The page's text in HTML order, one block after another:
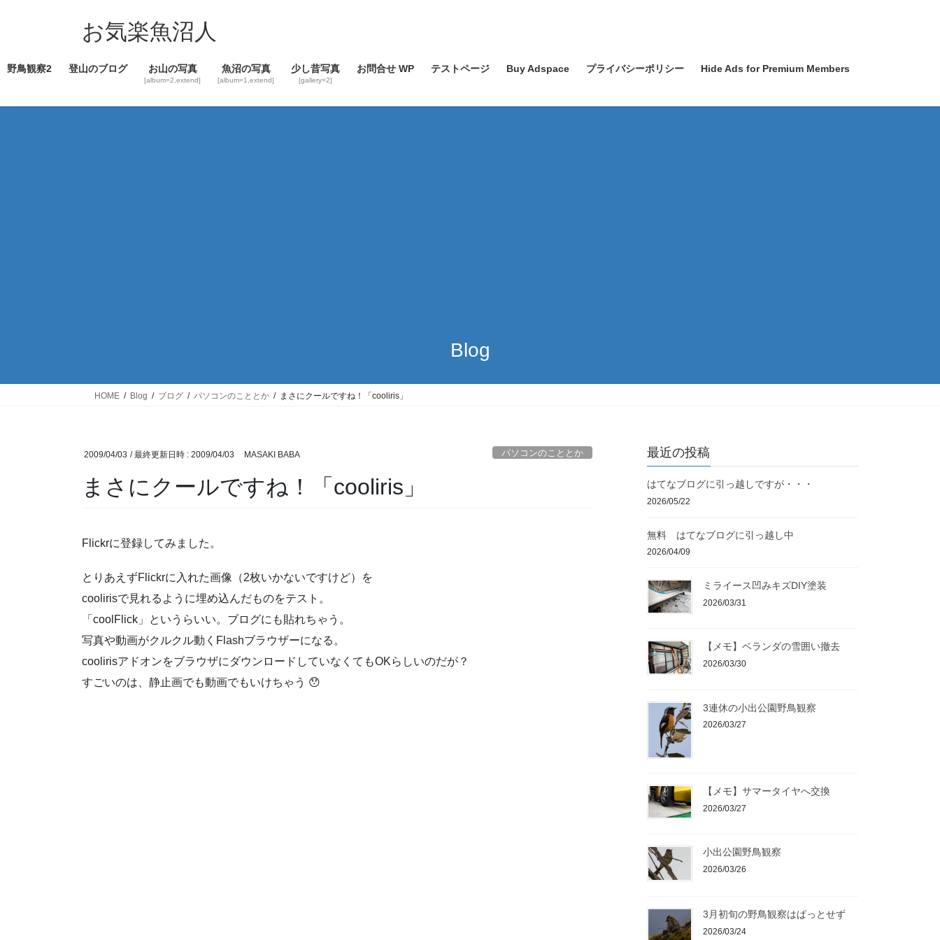
ツ
ス
シ
ン
お気楽魚沼人
野鳥観察2 登山のブログ お山の写真
[album=2,extend]
魚沼の写真
[album=1,extend]
少し昔写真
[gallery=2]
お問合せ WP テストページ Buy Adspace プライバシーポリシー Hide Ads for Premium Members
Blog
HOME Blog ブログ パソコンのこととか まさにクールですね！「cooliris」
2009/04/03 / 最終更新日時 : 2009/04/03 MASAKI BABA パソコンのこととか
まさにクールですね！「cooliris」
Flickrに登録してみました。
とりあえずFlickrに入れた画像（2枚いかないですけど）を
coolirisで見れるように埋め込んだものをテスト。
「coolFlick」というらいい。ブログにも貼れちゃう。
写真や動画がクルクル動くFlashブラウザーになる。
coolirisアドオンをブラウザにダウンロードしていなくてもOKらしいのだが？
すごいのは、静止画でも動画でもいけちゃう 😯
最近の投稿
はてなブログに引っ越しですが・・・
2026/05/22
無料 はてなブログに引っ越し中
2026/04/09
ミライース凹みキズDIY塗装
2026/03/31
【メモ】ベランダの雪囲い撤去
2026/03/30
3連休の小出公園野鳥観察
2026/03/27
【メモ】サマータイヤへ交換
2026/03/27
小出公園野鳥観察
2026/03/26
3月初旬の野鳥観察はぱっとせず
2026/03/24